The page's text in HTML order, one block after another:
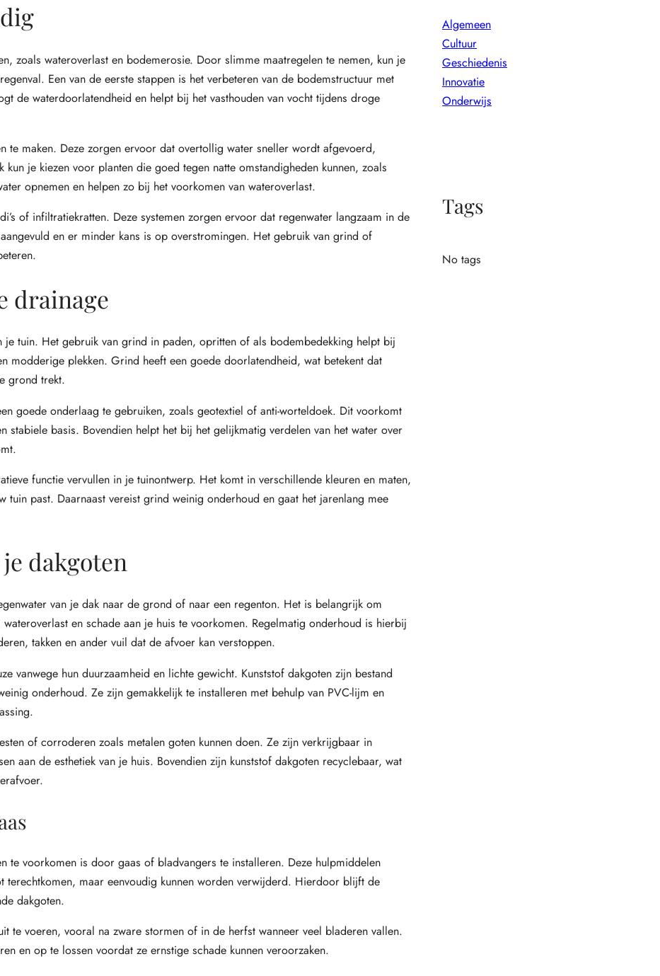
zoals wateroverlast en bodemerosie. Door slimme maatregelen te nemen, kun je
Een van de eerste stappen is het verbeteren van de bodemstructuur met
de waterdoorlatendheid en helpt bij het vasthouden van vocht tijdens droge
te maken. Deze zorgen ervoor dat overtollig water sneller wordt afgevoerd,
je kiezen voor planten die goed tegen natte omstandigheden kunnen, zoals
opnemen en helpen zo bij het voorkomen van wateroverlast.
of infiltratiekratten. Deze systemen zorgen ervoor dat regenwater langzaam in de
en er minder kans is op overstromingen. Het gebruik van grind of
drainage
tuin. Het gebruik van grind in paden, opritten of als bodembedekking helpt bij
modderige plekken. Grind heeft een goede doorlatendheid, wat betekent dat
grond trekt.
goede onderlaag te gebruiken, zoals geotextiel of anti-worteldoek. Dit voorkomt
basis. Bovendien helpt het bij het gelijkmatig verdelen van het water over
functie vervullen in je tuinontwerp. Het komt in verschillende kleuren en maten,
past. Daarnaast vereist grind weinig onderhoud en gaat het jarenlang mee
dakgoten
van je dak naar de grond of naar een regenton. Het is belangrijk om
en schade aan je huis te voorkomen. Regelmatig onderhoud is hierbij
takken en ander vuil dat de afvoer kan verstoppen.
vanwege hun duurzaamheid en lichte gewicht. Kunststof dakgoten zijn bestand
onderhoud. Ze zijn gemakkelijk te installeren met behulp van PVC-lijm en
of corroderen zoals metalen goten kunnen doen. Ze zijn verkrijgbaar in
aan de esthetiek van je huis. Bovendien zijn kunststof dakgoten recyclebaar, wat
te voorkomen is door gaas of bladvangers te installeren. Deze hulpmiddelen
maar eenvoudig kunnen worden verwijderd. Hierdoor blijft de
dakgoten.
te voeren, vooral na zware stormen of in de herfst wanneer veel bladeren vallen.
en op te lossen voordat ze ernstige schade kunnen veroorzaken.
Algemeen
Cultuur
Geschiedenis
Innovatie
Onderwijs
Tags
No tags